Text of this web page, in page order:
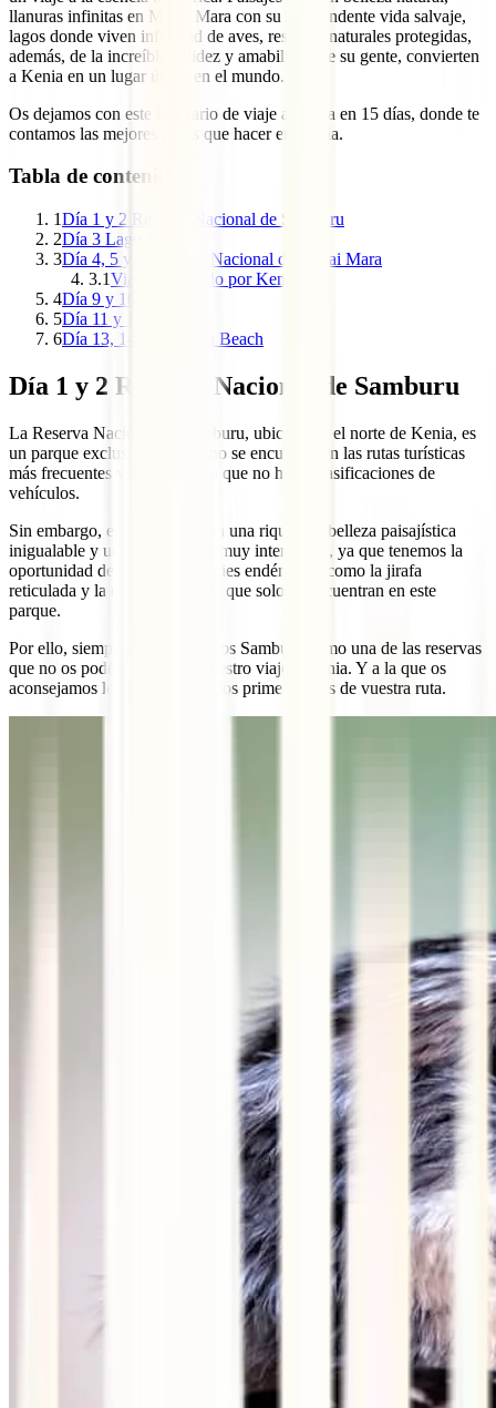
llanuras infinitas en Masai Mara con su sorprendente vida salvaje,
lagos donde viven infinidad de aves, reservas naturales protegidas,
además, de la increíble calidez y amabilidad de su gente, convierten
a Kenia en un lugar único en el mundo.
Os dejamos con este itinerario de viaje a Kenia en 15 días, donde te
contamos las mejores cosas que hacer en Kenia.
Tabla de contenidos
1Día 1 y 2 Reserva Nacional de Samburu
2Día 3 Lago Nakuru
3Día 4, 5 y 6 Reserva Nacional de Masai Mara
3.1Viajar protegido por Kenia
4Día 9 y 10 Nairobi
5Día 11 y 12 Kilifi
6Día 13, 14 y 15 Diani Beach
Día 1 y 2 Reserva Nacional de Samburu
La Reserva Nacional de Samburu, ubicada en el norte de Kenia, es
un parque exclusivo, ya que no se encuentra en las rutas turísticas
más frecuentes y ello conlleva que no haya masificaciones de
vehículos.
Sin embargo, es un parque con una riqueza y belleza paisajística
inigualable y una vida salvaje muy interesante, ya que tenemos la
oportunidad de observar especies endémicas, como la jirafa
reticulada y la cebra de Grevy, que solo se encuentran en este
parque.
Por ello, siempre recomendamos Samburu como una de las reservas
que no os podéis perder en vuestro viaje a Kenia. Y a la que os
aconsejamos le dediquéis los dos primeros días de vuestra ruta.